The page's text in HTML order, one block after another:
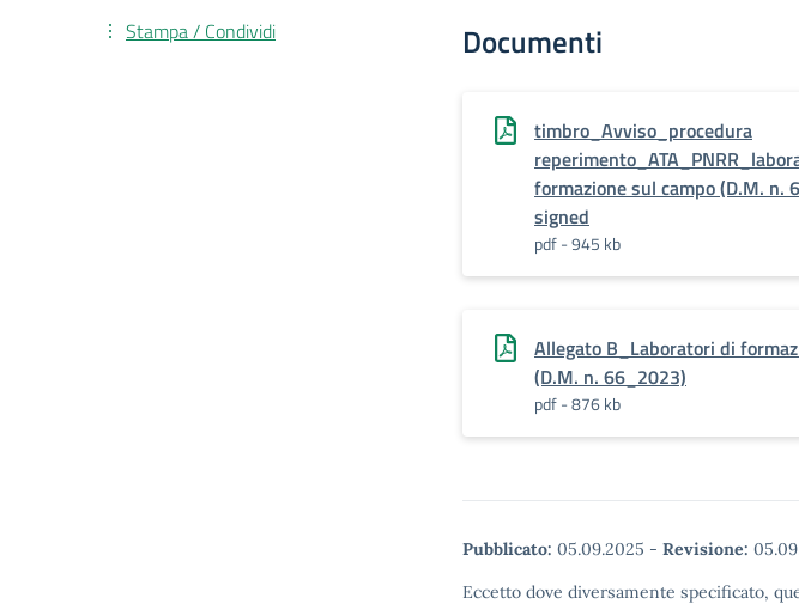
Documenti
timbro_Avviso_procedura
formazione sul campo (D.M. n.
signed
pdf - 945 kb
Allegato B_Laboratori di
(D.M. n. 66_2023)
pdf - 876 kb
Pubblicato: 05.09.2025 - Revisione:
Eccetto dove diversamente specificato,
Stampa / Condividi